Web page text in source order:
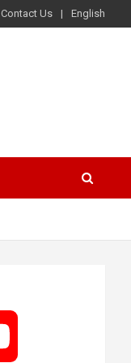
Contact Us English